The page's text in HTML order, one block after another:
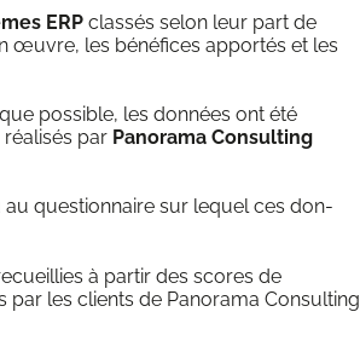
ERP clas­sés selon leur part de
œuvre, les béné­fices appor­tés et les
pos­sible, les don­nées ont été
par Pano­ra­ma Consul­ting
ques­tion­naire sur lequel ces don­
à par­tir des scores de
les clients de Pano­ra­ma Consul­ting